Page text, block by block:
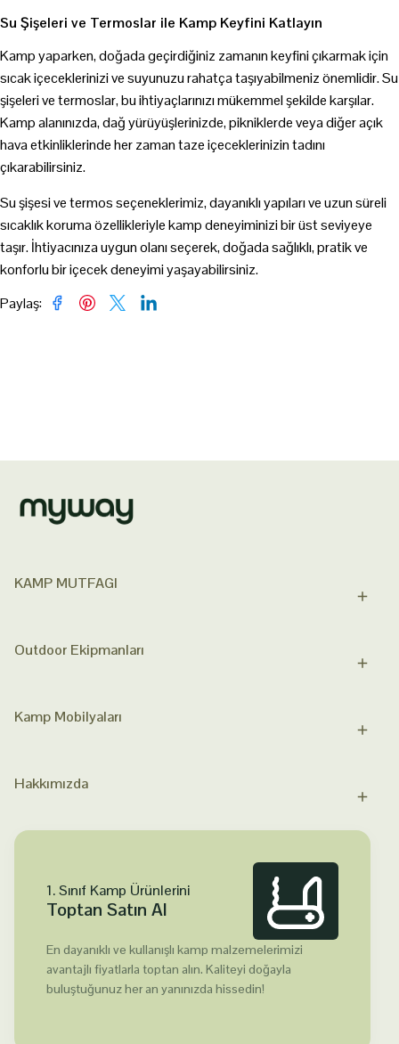
Su Şişeleri ve Termoslar ile Kamp Keyfini Katlayın
Kamp yaparken, doğada geçirdiğiniz zamanın keyfini çıkarmak için
sıcak içeceklerinizi ve suyunuzu rahatça taşıyabilmeniz önemlidir. Su
şişeleri ve termoslar, bu ihtiyaçlarınızı mükemmel şekilde karşılar.
Kamp alanınızda, dağ yürüyüşlerinizde, pikniklerde veya diğer açık
hava etkinliklerinde her zaman taze içeceklerinizin tadını
çıkarabilirsiniz.
Su şişesi ve termos seçeneklerimiz, dayanıklı yapıları ve uzun süreli
sıcaklık koruma özellikleriyle kamp deneyiminizi bir üst seviyeye
taşır. İhtiyacınıza uygun olanı seçerek, doğada sağlıklı, pratik ve
konforlu bir içecek deneyimi yaşayabilirsiniz.
Paylaş:
KAMP MUTFAGI
Outdoor Ekipmanları
Kamp Mobilyaları
Hakkımızda
1. Sınıf Kamp Ürünlerini
Toptan Satın Al
En dayanıklı ve kullanışlı kamp malzemelerimizi
avantajlı fiyatlarla toptan alın. Kaliteyi doğayla
buluştuğunuz her an yanınızda hissedin!